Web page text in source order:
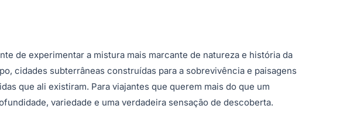
de experimentar a mistura mais marcante de natureza e história da
cidades subterrâneas construídas para a sobrevivência e paisagens
que ali existiram. Para viajantes que querem mais do que um
variedade e uma verdadeira sensação de descoberta.